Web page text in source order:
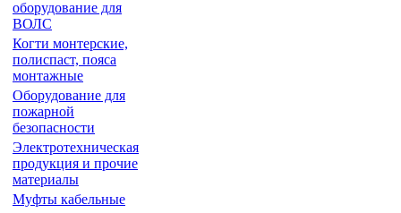
оборудование для
ВОЛС
Когти монтерские,
полиспаст, пояса
монтажные
Оборудование для
пожарной
безопасности
Электротехническая
продукция и прочие
материалы
Муфты кабельные